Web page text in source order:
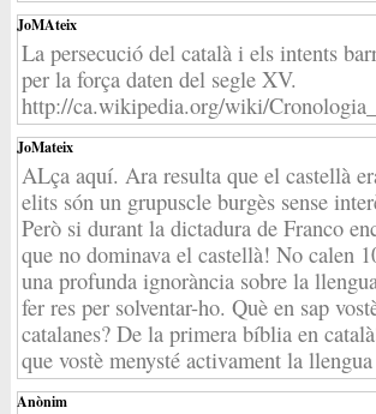
JoMAteix
La persecució del català i els intents
per la força daten del segle XV.
http://ca.wikipedia.org/wiki/
JoMateix
ALça aquí. Ara resulta que el castellà
elits són un grupuscle burgès sense
Però si durant la dictadura de Franco
que no dominava el castellà! No calen
una profunda ignorància sobre la
fer res per solventar-ho. Què en sap
catalanes? De la primera bíblia en
que vostè menysté activament la
Anònim